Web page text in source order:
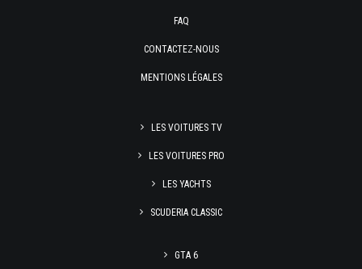
FAQ
CONTACTEZ-NOUS
MENTIONS LÉGALES
LES VOITURES TV
LES VOITURES PRO
LES YACHTS
SCUDERIA CLASSIC
GTA 6